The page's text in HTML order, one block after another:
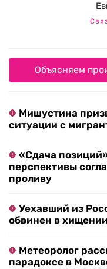
Объясняем
Мишустина
ситуации с
«Сдача
перспективы
проливу
Уехавший из
обвинен в
Метеоролог
парадоксе в